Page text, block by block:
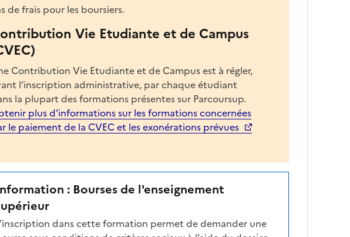
de frais pour les boursiers.
Vie Etudiante et de Campus
Contribution Vie Etudiante et de Campus est à régler,
l’inscription administrative, par chaque étudiant
la plupart des formations présentes sur Parcoursup.
plus d’informations sur les formations concernées
le paiement de la CVEC et les exonérations prévues
: Bourses de l'enseignement
dans cette formation permet de demander une